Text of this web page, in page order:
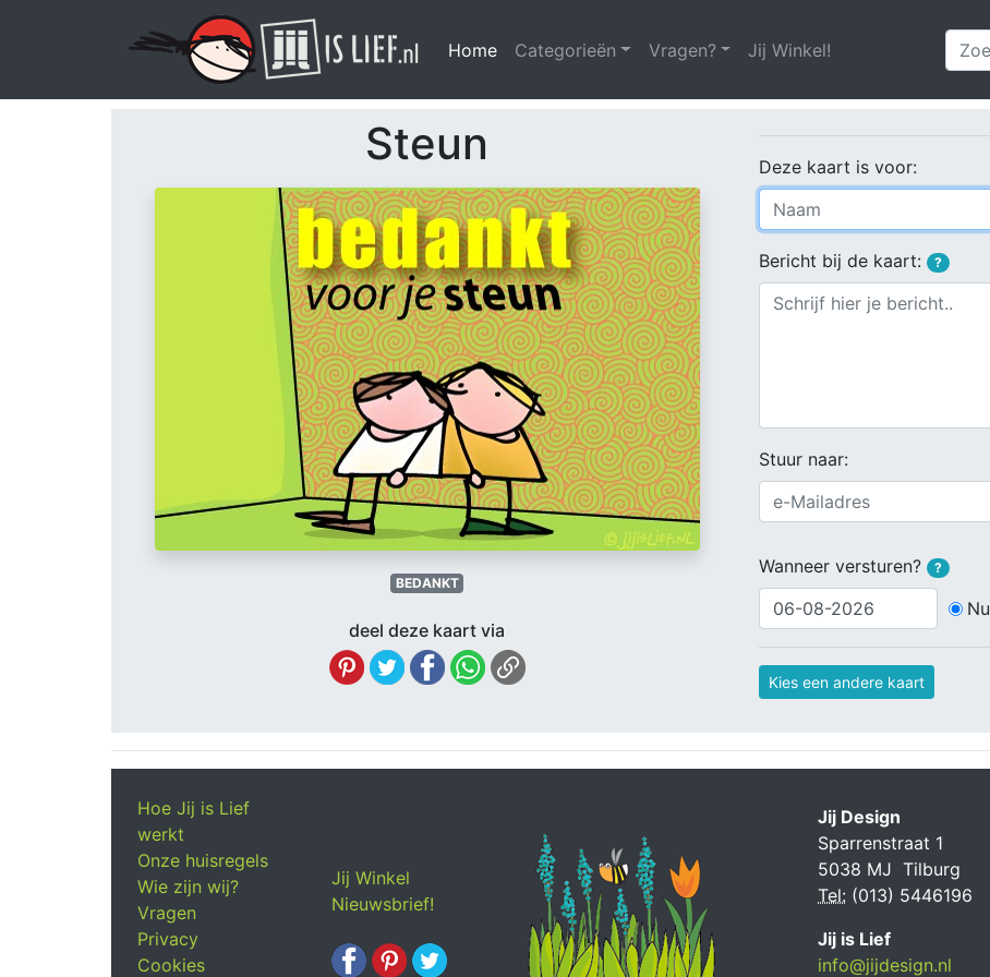
Home (huidige)
Categorieën Vragen? Jij Winkel!
Steun
BEDANKT
deel deze kaart via
Deze kaart is voor:
Bericht bij de kaart: ?
Stuur naar:
Wanneer versturen?
?
Nu
Kies een andere kaart
Hoe Jij is Lief
werkt
Onze huisregels
Wie zijn wij?
Vragen
Privacy
Cookies
Jij Winkel
Nieuwsbrief!
Jij Design
Sparrenstraat 1
5038 MJ Tilburg
Tel: (013) 5446196
Jij is Lief
info@jijdesign.nl